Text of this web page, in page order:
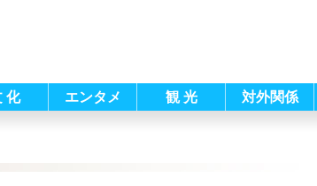
化 エンタメ 観 光 対外関係